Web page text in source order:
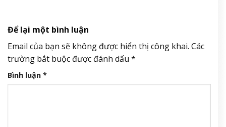
Để lại một bình luận
Email của bạn sẽ không được hiển thị công khai. Các
trường bắt buộc được đánh dấu *
Bình luận *